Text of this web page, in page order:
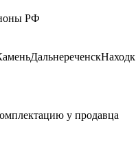
РФ
у продавца